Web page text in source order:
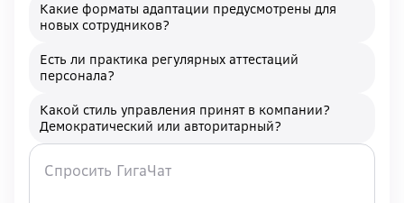
Какие форматы адаптации предусмотрены для
новых сотрудников?
Есть ли практика регулярных аттестаций
персонала?
Какой стиль управления принят в компании?
Демократический или авторитарный?